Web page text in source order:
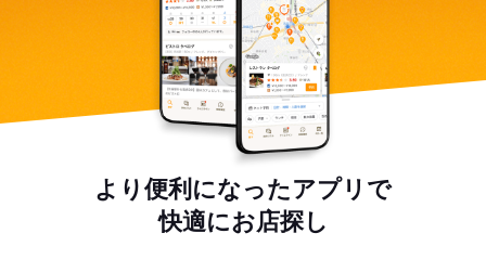
より便利になったアプリで
快適にお店探し